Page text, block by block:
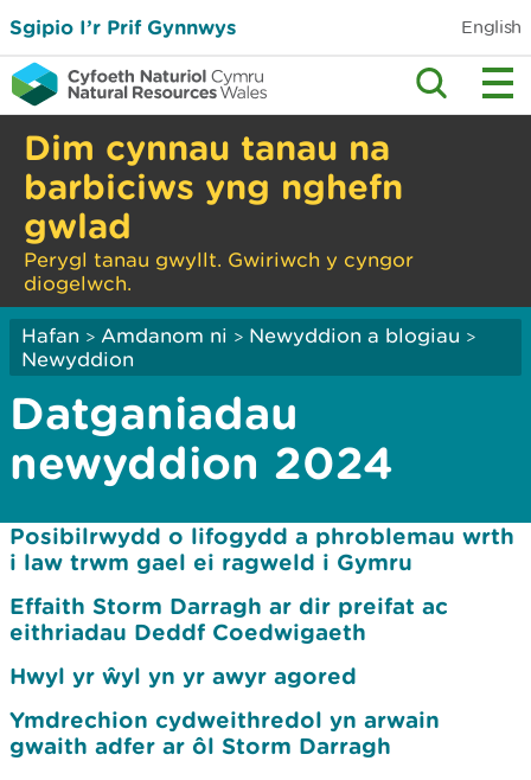
Sgipio I’r Prif Gynnwys English
Dim cynnau tanau na
barbiciws yng nghefn
gwlad
Perygl tanau gwyllt. Gwiriwch y cyngor
diogelwch.
Hafan > Amdanom ni > Newyddion a blogiau >
Newyddion
Datganiadau
newyddion 2024
Posibilrwydd o lifogydd a phroblemau wrth
i law trwm gael ei ragweld i Gymru
Effaith Storm Darragh ar dir preifat ac
eithriadau Deddf Coedwigaeth
Hwyl yr ŵyl yn yr awyr agored
Ymdrechion cydweithredol yn arwain
gwaith adfer ar ôl Storm Darragh